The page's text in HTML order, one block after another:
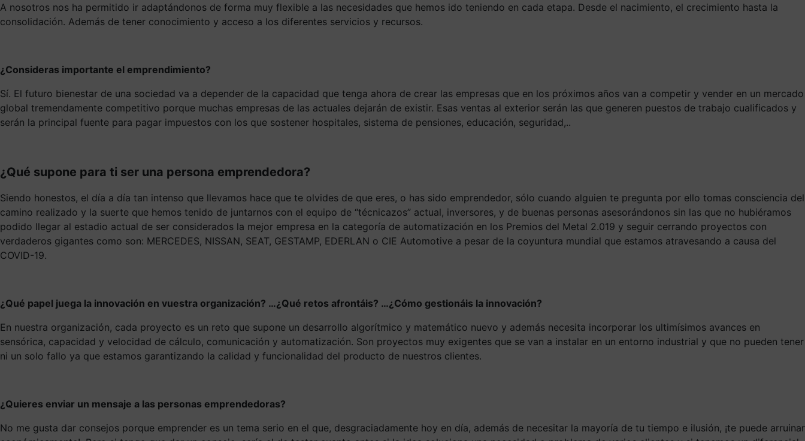
A nosotros nos ha permitido ir adaptándonos de forma muy flexible a las necesidades que hemos ido teniendo en cada etapa. Desde el nacimiento, el crecimiento hasta la
consolidación. Además de tener conocimiento y acceso a los diferentes servicios y recursos.
¿Consideras importante el emprendimiento?
Sí. El futuro bienestar de una sociedad va a depender de la capacidad que tenga ahora de crear las empresas que en los próximos años van a competir y vender en un mercado
global tremendamente competitivo porque muchas empresas de las actuales dejarán de existir. Esas ventas al exterior serán las que generen puestos de trabajo cualificados y
serán la principal fuente para pagar impuestos con los que sostener hospitales, sistema de pensiones, educación, seguridad,..
¿Qué supone para ti ser una persona emprendedora?
Siendo honestos, el día a día tan intenso que llevamos hace que te olvides de que eres, o has sido emprendedor, sólo cuando alguien te pregunta por ello tomas consciencia del
camino realizado y la suerte que hemos tenido de juntarnos con el equipo de “técnicazos” actual, inversores, y de buenas personas asesorándonos sin las que no hubiéramos
podido llegar al estadio actual de ser considerados la mejor empresa en la categoría de automatización en los Premios del Metal 2.019 y seguir cerrando proyectos con
verdaderos gigantes como son: MERCEDES, NISSAN, SEAT, GESTAMP, EDERLAN o CIE Automotive a pesar de la coyuntura mundial que estamos atravesando a causa del
COVID-19.
¿Qué papel juega la innovación en vuestra organización? …¿Qué retos afrontáis? …¿Cómo gestionáis la innovación?
En nuestra organización, cada proyecto es un reto que supone un desarrollo algorítmico y matemático nuevo y además necesita incorporar los ultimísimos avances en
sensórica, capacidad y velocidad de cálculo, comunicación y automatización. Son proyectos muy exigentes que se van a instalar en un entorno industrial y que no pueden tener
ni un solo fallo ya que estamos garantizando la calidad y funcionalidad del producto de nuestros clientes.
¿Quieres enviar un mensaje a las personas emprendedoras?
No me gusta dar consejos porque emprender es un tema serio en el que, desgraciadamente hoy en día, además de necesitar la mayoría de tu tiempo e ilusión, ¡te puede arruinar